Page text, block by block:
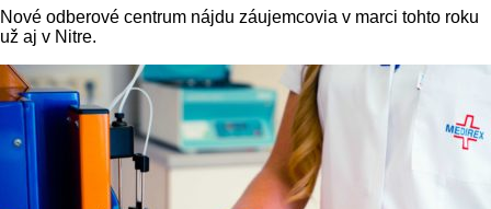
Nové odberové centrum nájdu záujemcovia v marci tohto roku
už aj v Nitre.